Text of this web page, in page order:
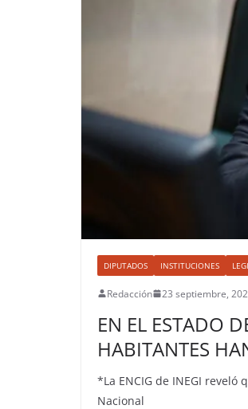
DIPUTADOS INSTITUCIONES
Redacción 23 septiembre,
EN EL ESTADO
HABITANTES
*La ENCIG de INEGI
Nacional